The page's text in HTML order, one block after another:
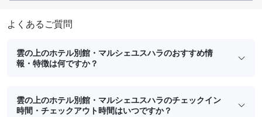
よくあるご質問
雲の上のホテル別館・マルシェユスハラのおすすめ情
報・特徴は何ですか？
雲の上のホテル別館・マルシェユスハラのチェックイン
時間・チェックアウト時間はいつですか？